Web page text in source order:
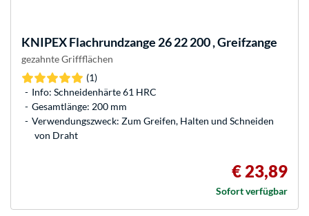
KNIPEXFlachrundzange 26 22 200 , Greifzange
gezahnte Griffflächen
(1)
Info: Schneidenhärte 61 HRC
Gesamtlänge: 200 mm
Verwendungszweck: Zum Greifen, Halten und Schneiden
von Draht
€ 23,89
Sofort verfügbar